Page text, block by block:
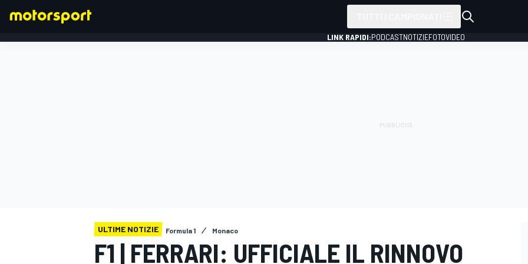
LINK RAPIDI:PODCASTNOTIZIEFOTOVIDEO
ULTIME NOTIZIE Formula 1 Monaco
F1 | FERRARI: UFFICIALE IL RINNOVO